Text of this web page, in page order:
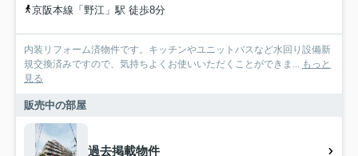
京阪本線「野江」駅 徒歩8分
内装リフォーム済物件です。キッチンやユニットバスなど水回り設備新
規交換済みですので、気持ちよくお使いいただくことができま... もっと
見る
販売中の部屋
過去掲載物件